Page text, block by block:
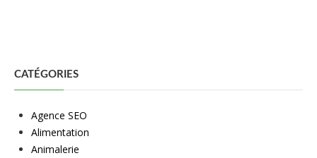
CATÉGORIES
Agence SEO
Alimentation
Animalerie